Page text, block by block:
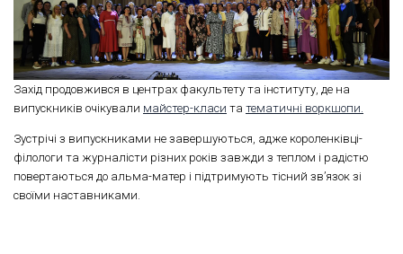
Захід продовжився в центрах факультету та інституту, де на
випускників очікували майстер-класи та тематичні воркшопи.
Зустрічі з випускниками не завершуються, адже короленківці-
філологи та журналісти різних років завжди з теплом і радістю
повертаються до альма-матер і підтримують тісний зв’язок зі
своїми наставниками.